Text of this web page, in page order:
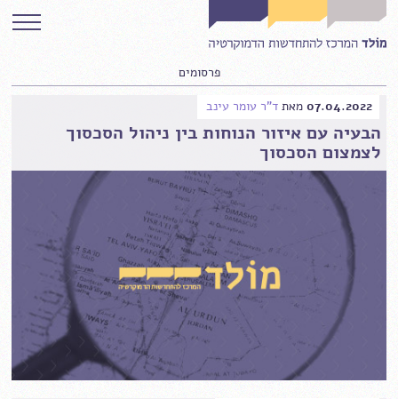
פרסומים
07.04.2022 מאת ד"ר עומר עינב
הבעיה עם איזור הנוחות בין ניהול הסכסוך
לצמצום הסכסוך